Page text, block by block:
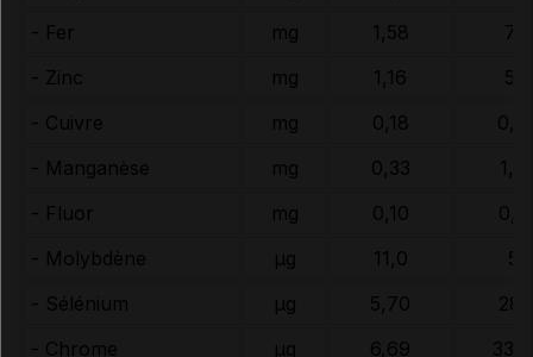
- Fer
mg 1,58
7,9
- Zinc
mg 1,16
5,8
- Cuivre
mg 0,18
- Manganèse
mg 0,33
- Fluor
mg 0,10
- Molybdène
µg 11,0
55
- Sélénium
µg 5,70
- Chrome
µg 6,69